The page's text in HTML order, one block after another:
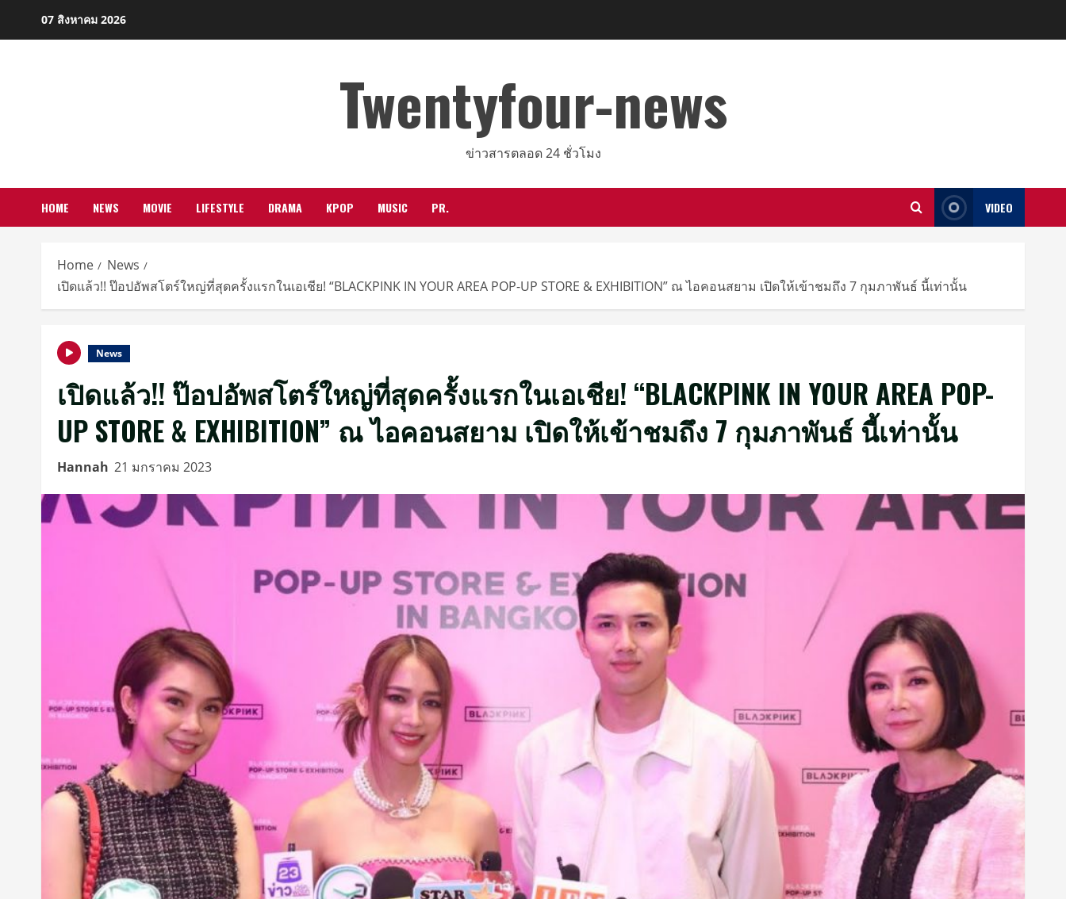
07 สิงหาคม 2026
Twentyfour-news
ข่าวสารตลอด 24 ชั่วโมง
HOME NEWS MOVIE LIFESTYLE DRAMA KPOP MUSIC PR. VIDEO
Home
News
เปิดแล้ว!! ป๊อปอัพสโตร์ใหญ่ที่สุดครั้งแรกในเอเชีย! “BLACKPINK IN YOUR AREA POP-UP STORE & EXHIBITION” ณ ไอคอนสยาม เปิดให้เข้าชมถึง 7 กุมภาพันธ์ นี้เท่านั้น
News
เปิดแล้ว!! ป๊อปอัพสโตร์ใหญ่ที่สุดครั้งแรกในเอเชีย! “BLACKPINK IN YOUR AREA POP-
UP STORE & EXHIBITION” ณ ไอคอนสยาม เปิดให้เข้าชมถึง 7 กุมภาพันธ์ นี้เท่านั้น
Hannah 21 มกราคม 2023